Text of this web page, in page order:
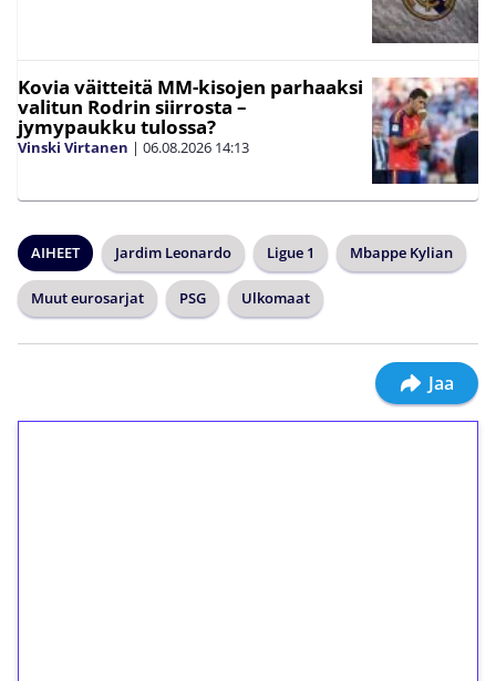
Kovia väitteitä MM-kisojen parhaaksi
valitun Rodrin siirrosta –
jymypaukku tulossa?
Vinski Virtanen | 06.08.2026 14:13
AIHEET Jardim Leonardo Ligue 1 Mbappe Kylian
Muut eurosarjat PSG Ulkomaat
Jaa